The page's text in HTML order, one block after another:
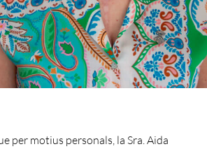
per motius personals, la Sra. Aida